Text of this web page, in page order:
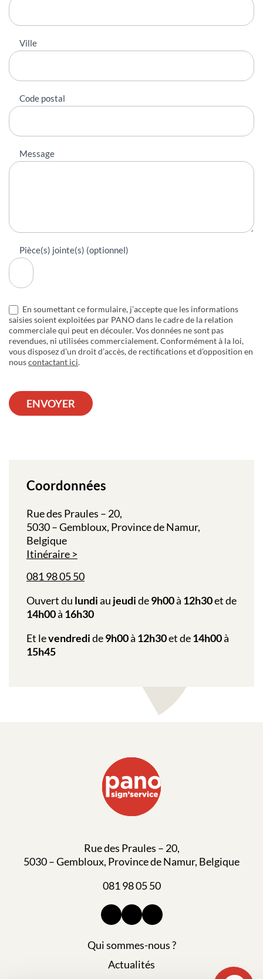
Ville
Code postal
Message
Pièce(s) jointe(s) (optionnel)
En soumettant ce formulaire, j’accepte que les informations
saisies soient exploitées par PANO dans le cadre de la relation
commerciale qui peut en découler. Vos données ne sont pas
revendues, ni utilisées commercialement. Conformément à la loi,
vous disposez d’un droit d’accès, de rectifications et d’opposition en
nouscontactant ici.
ENVOYER
Coordonnées
Rue des Praules – 20,
5030 – Gembloux, Province de Namur,
Belgique
Itinéraire
081 98 05 50
Ouvert du lundiau jeudide9h00à 12h30et de
14h00à 16h30
Et levendredide9h00à 12h30et de14h00à
15h45
Rue des Praules – 20,
5030 – Gembloux, Province de Namur, Belgique
081 98 05 50
Qui sommes-nous ?
Actualités